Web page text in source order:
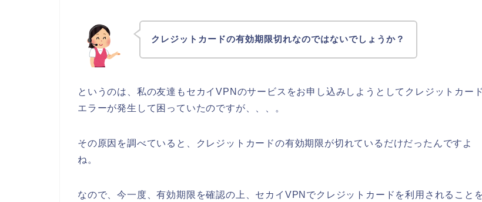
クレジットカードの有効期限切れなのではないでしょうか？
というのは、私の友達もセカイVPNのサービスをお申し込みしようとしてクレジットカード
エラーが発生して困っていたのですが、、、。
その原因を調べていると、クレジットカードの有効期限が切れているだけだったんですよ
ね。
なので、今一度、有効期限を確認の上、セカイVPNでクレジットカードを利用されること